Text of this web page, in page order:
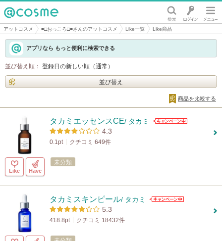
@cosme
アットコスメ ■□おっころ□■さんのアットコスメ Like一覧 Like商品
アプリなら もっと便利に検索できる
並び替え順： 登録日の新しい順（通常）
並び替え
商品を比較する
タカミエッセンスCE/ タカミ
4.3
0.1pt クチコミ 649件
Like Have
未分類
タカミスキンピール/ タカミ
5.3
418.8pt クチコミ 18432件